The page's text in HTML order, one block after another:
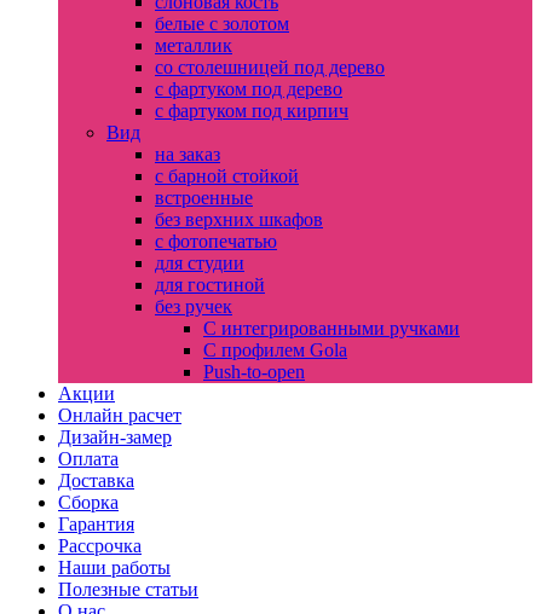
белые с золотом
металлик
со столешницей под дерево
с фартуком под дерево
с фартуком под кирпич
Вид
на заказ
с барной стойкой
встроенные
без верхних шкафов
с фотопечатью
для студии
для гостиной
без ручек
С интегрированными ручками
С профилем Gola
Push-to-open
Акции
Онлайн расчет
Дизайн-замер
Оплата
Доставка
Сборка
Гарантия
Рассрочка
Наши работы
Полезные статьи